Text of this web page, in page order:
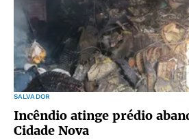
SALVADOR
Incêndio atinge prédio
Cidade Nova